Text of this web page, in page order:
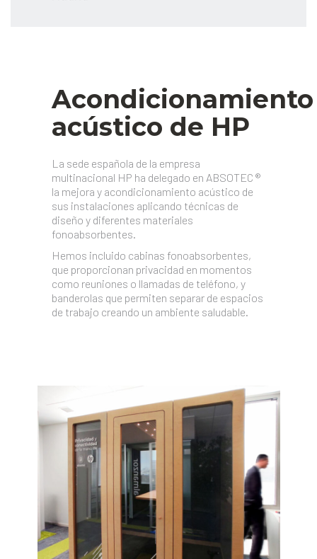
Acondicionamiento
acústico de HP
La sede española de la empresa
multinacional HP ha delegado en ABSOTEC ®
la mejora y acondicionamiento acústico de
sus instalaciones aplicando técnicas de
diseño y diferentes materiales
fonoabsorbentes.
Hemos incluido cabinas fonoabsorbentes,
que proporcionan privacidad en momentos
como reuniones o llamadas de teléfono, y
banderolas que permiten separar de espacios
de trabajo creando un ambiente saludable.